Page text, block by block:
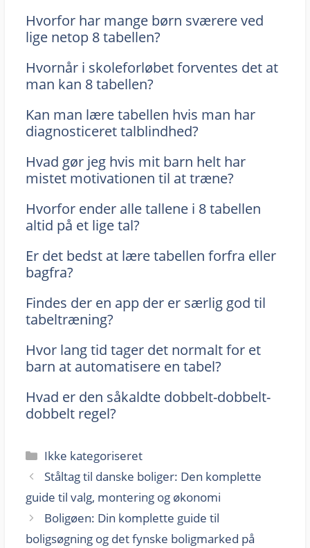
Hvorfor har mange børn sværere ved
lige netop 8 tabellen?
Hvornår i skoleforløbet forventes det at
man kan 8 tabellen?
Kan man lære tabellen hvis man har
diagnosticeret talblindhed?
Hvad gør jeg hvis mit barn helt har
mistet motivationen til at træne?
Hvorfor ender alle tallene i 8 tabellen
altid på et lige tal?
Er det bedst at lære tabellen forfra eller
bagfra?
Findes der en app der er særlig god til
tabeltræning?
Hvor lang tid tager det normalt for et
barn at automatisere en tabel?
Hvad er den såkaldte dobbelt-dobbelt-
dobbelt regel?
Kategorier
Ikke kategoriseret
Ståltag til danske boliger: Den komplette
guide til valg, montering og økonomi
Boligøen: Din komplette guide til
boligsøgning og det fynske boligmarked på